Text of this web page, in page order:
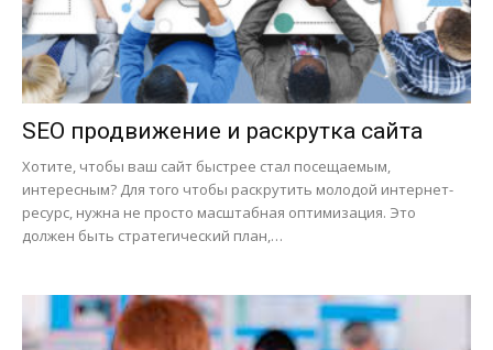
SEO продвижение и раскрутка сайта
Хотите, чтобы ваш сайт быстрее стал посещаемым,
интересным? Для того чтобы раскрутить молодой интернет-
ресурс, нужна не просто масштабная оптимизация. Это
должен быть стратегический план,…